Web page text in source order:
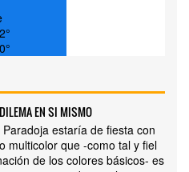
EN SI MISMO
Paradoja estaría de fiesta con
multicolor que -como tal y fiel
de los colores básicos- es